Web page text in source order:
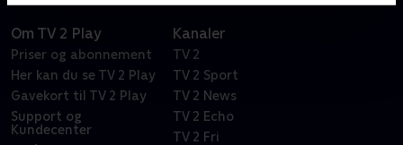
Om TV 2 Play
Priser og abonnement
Her kan du se TV 2 Play
Gavekort til TV 2 Play
Support og
Kundecenter
Kanaler
TV 2
TV 2 Sport
TV 2 News
TV 2 Echo
TV 2 Fri